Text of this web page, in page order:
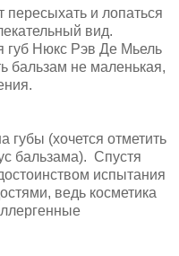
пересыхать и лопаться
вид.
губ Нюкс Рэв Де Мьель
бальзам не маленькая,
губы (хочется отметить
бальзама). Спустя
испытания
ведь косметика